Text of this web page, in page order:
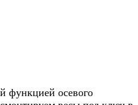
функцией осевого